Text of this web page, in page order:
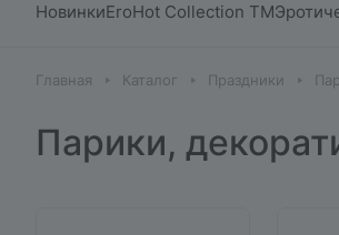
НовинкиEroHot Collection TM
Главная Каталог Праздники
Парики,